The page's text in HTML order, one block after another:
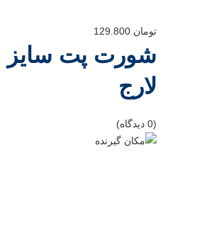
تومان
لارج
(0 دیدگاه)